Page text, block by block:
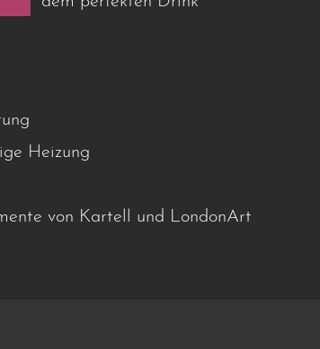
Heizung
von Kartell und LondonArt